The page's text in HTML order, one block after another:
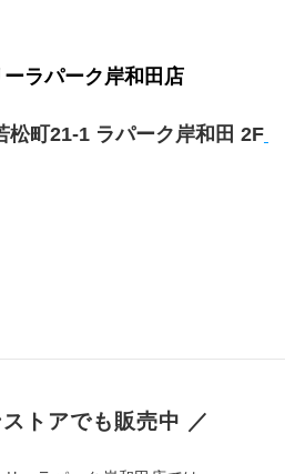
ーラパーク岸和田店
松町21-1 ラパーク岸和田 2F
トアでも販売中 ／